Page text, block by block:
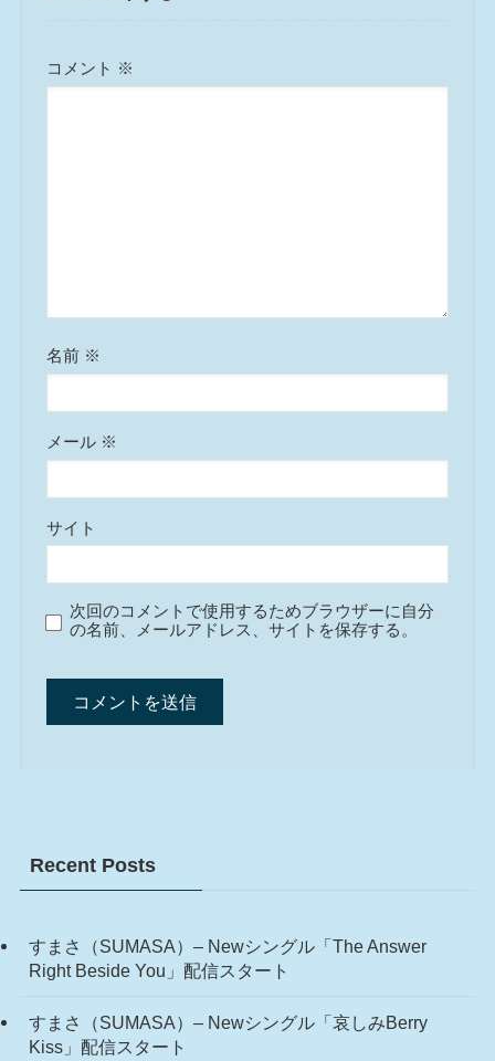
コメント ※
名前 ※
メール ※
サイト
次回のコメントで使用するためブラウザーに自分
の名前、メールアドレス、サイトを保存する。
Recent Posts
すまさ（SUMASA）– Newシングル「The Answer
Right Beside You」配信スタート
すまさ（SUMASA）– Newシングル「哀しみBerry
Kiss」配信スタート